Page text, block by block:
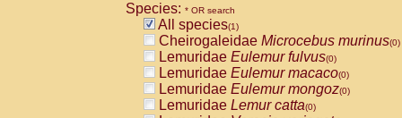
CebidaeCebus capucinus
CebidaeCebus nigrivittatus
CebidaeCebus spp.(0)
CebidaeSaimiri boliviensis(0)
CebidaeSaimiri sciureus(0)
AtelidaeAlouatta caraya(0)
AtelidaeAlouatta fusca(0)
Species: * OR search
All species(1)
Cheirogaleidae Microcebus murinus(0)
Lemuridae Eulemur fulvus(0)
Lemuridae Eulemur macaco(0)
Lemuridae Eulemur mongoz(0)
Lemuridae Lemur catta(0)